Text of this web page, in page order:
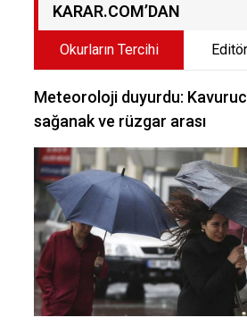
KARAR.COM’DAN
Okurların Tercihi
Meteoroloji duyurdu:
sağanak ve rüzgar arası